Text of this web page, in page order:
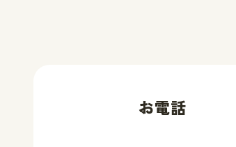
お電話